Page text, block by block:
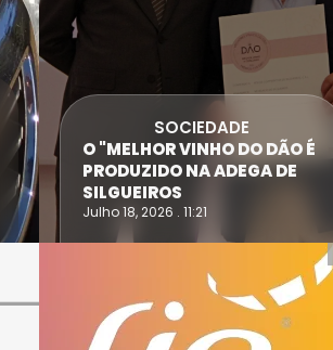
SOCIEDADE
O "MELHOR VINHO DO DÃO É
PRODUZIDO NA ADEGA DE
SILGUEIROS
Julho 18, 2026 . 11:21